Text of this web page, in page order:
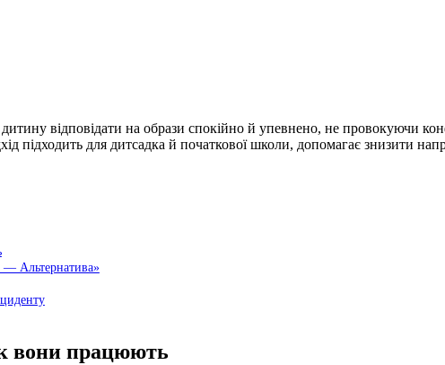
відповідати на образи спокійно й упевнено, не провокуючи
підходить для дитсадка й початкової школи, допомагає знизити
Альтернатива»
вони працюють